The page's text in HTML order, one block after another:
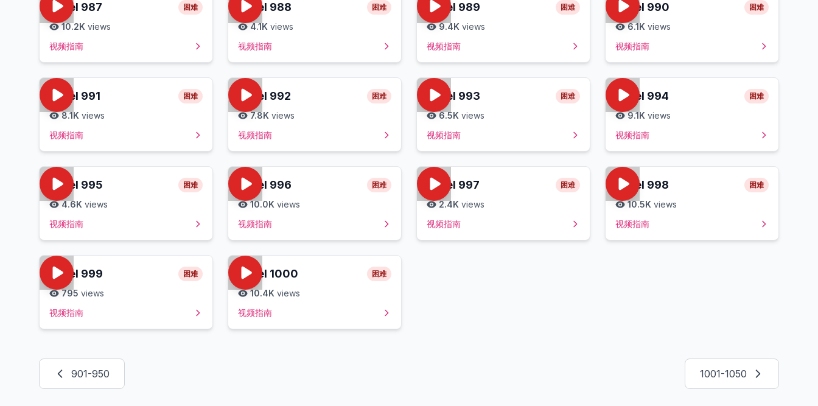
Level 987 困难
10.2K views
视频指南
Level 988 困难
4.1K views
视频指南
Level 989 困难
9.4K views
视频指南
Level 990 困难
6.1K views
视频指南
Level 991 困难
8.1K views
视频指南
Level 992 困难
7.8K views
视频指南
Level 993 困难
6.5K views
视频指南
Level 994 困难
9.1K views
视频指南
Level 995 困难
4.6K views
视频指南
Level 996 困难
10.0K views
视频指南
Level 997 困难
2.4K views
视频指南
Level 998 困难
10.5K views
视频指南
Level 999 困难
795 views
视频指南
Level 1000 困难
10.4K views
视频指南
901-950 1001-1050